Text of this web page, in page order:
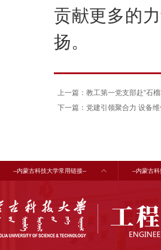
贡献更多的
扬。
上一篇：教工第一党支部赴“石
下一篇：党建引领聚合力 设备
--内蒙古科技大学常用链接-- --内蒙古